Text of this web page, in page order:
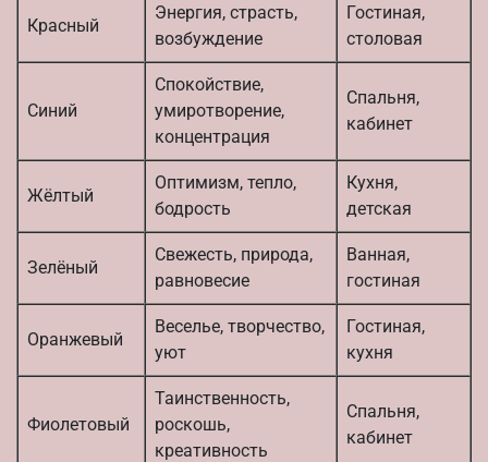
Красный
Энергия, страсть,
возбуждение
Гостиная,
столовая
Синий
Спокойствие,
умиротворение,
концентрация
Спальня,
кабинет
Жёлтый
Оптимизм, тепло,
бодрость
Кухня,
детская
Зелёный
Свежесть, природа,
равновесие
Ванная,
гостиная
Оранжевый
Веселье, творчество,
уют
Гостиная,
кухня
Фиолетовый
Таинственность,
роскошь,
креативность
Спальня,
кабинет